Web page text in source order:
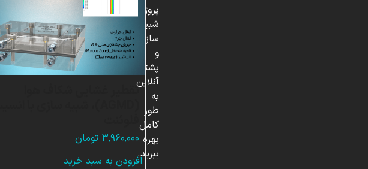
تقطیر غشایی شکاف هوا
۳,۹۶۰,۰۰۰ تومان
افزودن به سبد خرید
پروژه‌های
شبیه
سازی
و
پشتیبانی
آنلاین
به
طور
کامل
بهره
ببرید.